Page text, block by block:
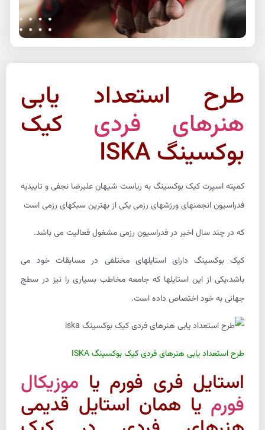
طرح استعداد یابی
هنرهای فردی کیک
بوکسینگ ISKA
کمیته اسپرت کیک بوکسینگ به ریاست شیهان علیرضا نجفی و تاییدیه
فدراسیون انجمنهای ورزشهای رزمی یکی از بهترین سبکهای رزمی است
که در چند سال اخیر در فدراسیون رزمی مشغول فعالیت می باشد.
کیک بوکسینگ دارای استایلهای مختلفی در مسابقات خود می
باشد،یکی از این استایلها که جامعه مخاطب بسیاری را نیز در سطج
جهانی به خود اختصاص داده است.
طرح استعداد یابی هنرهای فردی کیک بوکسینگ ISKA
استایل فری فورم یا موزیکال
فورم یا همان استایل قدیمی